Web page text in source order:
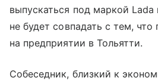
выпускаться под маркой
не будет совпадать с тем, что
на предприятии в Тольятти.
Собеседник, близкий к